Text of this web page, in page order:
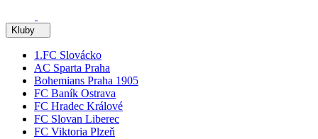
Kluby
1.FC Slovácko
AC Sparta Praha
Bohemians Praha 1905
FC Baník Ostrava
FC Hradec Králové
FC Slovan Liberec
FC Viktoria Plzeň